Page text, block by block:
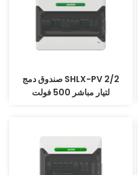
صندوق دمج SHLX-PV 2/2
لتيار مباشر 500 فولت